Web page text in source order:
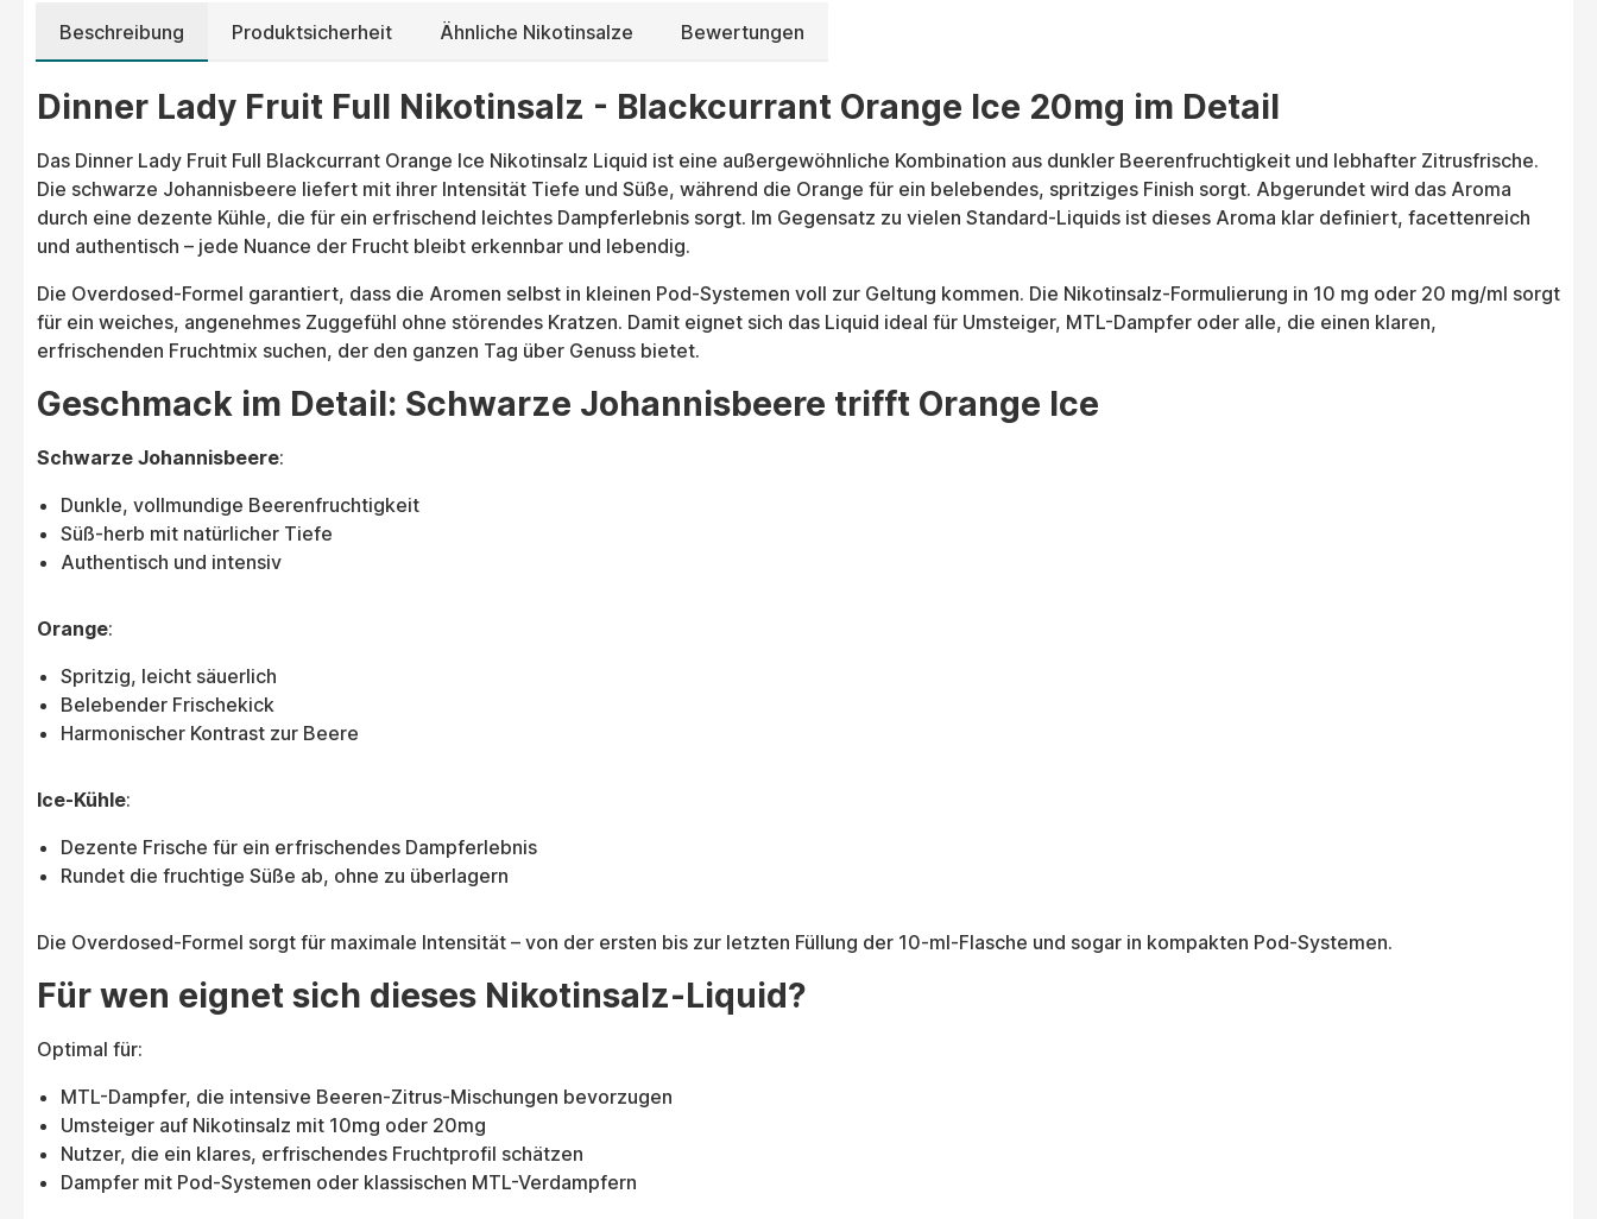
Beschreibung Produktsicherheit Ähnliche Nikotinsalze Bewertungen
Dinner Lady Fruit Full Nikotinsalz - Blackcurrant Orange Ice 20mg im Detail
Das Dinner Lady Fruit Full Blackcurrant Orange Ice Nikotinsalz Liquid ist eine außergewöhnliche Kombination aus dunkler Beerenfruchtigkeit und lebhafter Zitrusfrische.
Die schwarze Johannisbeere liefert mit ihrer Intensität Tiefe und Süße, während die Orange für ein belebendes, spritziges Finish sorgt. Abgerundet wird das Aroma
durch eine dezente Kühle, die für ein erfrischend leichtes Dampferlebnis sorgt. Im Gegensatz zu vielen Standard-Liquids ist dieses Aroma klar definiert, facettenreich
und authentisch – jede Nuance der Frucht bleibt erkennbar und lebendig.
Die Overdosed-Formel garantiert, dass die Aromen selbst in kleinen Pod-Systemen voll zur Geltung kommen. Die Nikotinsalz-Formulierung in 10 mg oder 20 mg/ml sorgt
für ein weiches, angenehmes Zuggefühl ohne störendes Kratzen. Damit eignet sich das Liquid ideal für Umsteiger, MTL-Dampfer oder alle, die einen klaren,
erfrischenden Fruchtmix suchen, der den ganzen Tag über Genuss bietet.
Geschmack im Detail: Schwarze Johannisbeere trifft Orange Ice
Schwarze Johannisbeere:
Dunkle, vollmundige Beerenfruchtigkeit
Süß-herb mit natürlicher Tiefe
Authentisch und intensiv
Orange:
Spritzig, leicht säuerlich
Belebender Frischekick
Harmonischer Kontrast zur Beere
Ice-Kühle:
Dezente Frische für ein erfrischendes Dampferlebnis
Rundet die fruchtige Süße ab, ohne zu überlagern
Die Overdosed-Formel sorgt für maximale Intensität – von der ersten bis zur letzten Füllung der 10-ml-Flasche und sogar in kompakten Pod-Systemen.
Für wen eignet sich dieses Nikotinsalz-Liquid?
Optimal für:
MTL-Dampfer, die intensive Beeren-Zitrus-Mischungen bevorzugen
Umsteiger auf Nikotinsalz mit 10mg oder 20mg
Nutzer, die ein klares, erfrischendes Fruchtprofil schätzen
Dampfer mit Pod-Systemen oder klassischen MTL-Verdampfern